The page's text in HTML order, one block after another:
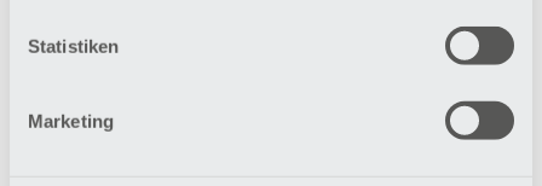
Statistiken
Marketing
Mehr erfahren